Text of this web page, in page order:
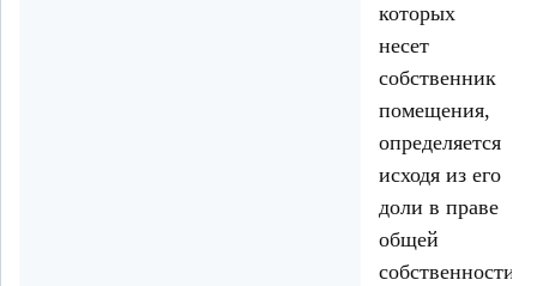
которых
несет
собственник
помещения,
определяется
исходя из его
доли в праве
общей
собственности